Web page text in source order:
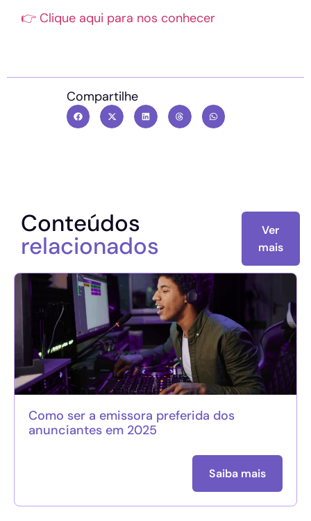
👉 Clique aqui para nos conhecer
Compartilhe
Conteúdos
relacionados
Ver
mais
Como ser a emissora preferida dos
anunciantes em 2025
Saiba mais